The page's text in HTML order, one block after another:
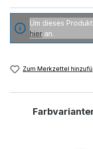
Um dieses
hier an.
Zum Merkzettel
Produktgalerie